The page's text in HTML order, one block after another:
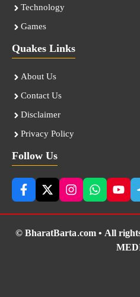
Technology
Games
Quakes Links
About Us
Contact Us
Disclaimer
Privacy Policy
Follow Us
© BharatBarta.com • All